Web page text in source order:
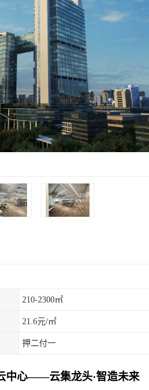
210-2300㎡
21.6元/㎡
押二付一
中心——云集龙头·智造未来